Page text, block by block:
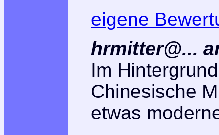
eigene
hrmitter@...
Im
Chinesische
etwas